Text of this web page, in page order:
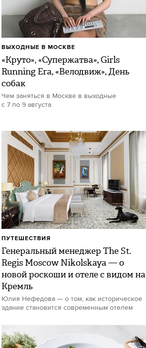
«Круто», «Супержатва», Girls
Running Era, «Велодвиж», День
собак
Чем заняться в Москве в выходные
с 7 по 9 августа
ВЫХОДНЫЕ В МОСКВЕ
Генеральный менеджер The St.
Regis Moscow Nikolskaya — о
новой роскоши и отеле с видом на
Кремль
Юлия Нефедова — о том, как историческое
здание становится современным отелем
ПУТЕШЕСТВИЯ